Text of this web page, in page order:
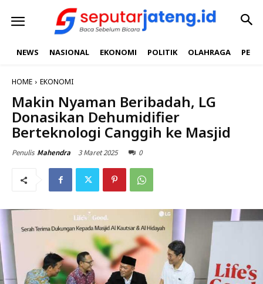
NEWS NASIONAL EKONOMI POLITIK OLAHRAGA
HOME EKONOMI
Makin Nyaman Beribadah, LG
Donasikan Dehumidifier
Berteknologi Canggih ke Masjid
Penulis Mahendra 3 Maret 2025 0